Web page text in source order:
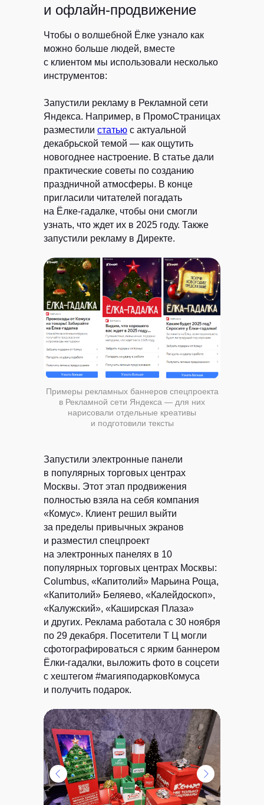
и офлайн-продвижение
Чтобы о волшебной Ёлке узнало как
можно больше людей, вместе
с клиентом мы использовали несколько
инструментов:
Запустили рекламу в Рекламной сети
Яндекса. Например, в ПромоСтраницах
разместили статью с актуальной
декабрьской темой — как ощутить
новогоднее настроение. В статье дали
практические советы по созданию
праздничной атмосферы. В конце
пригласили читателей погадать
на Ёлке-гадалке, чтобы они смогли
узнать, что ждет их в 2025 году. Также
запустили рекламу в Директе.
Примеры рекламных баннеров спецпроекта
в Рекламной сети Яндекса — для них
нарисовали отдельные креативы
и подготовили тексты
Запустили электронные панели
в популярных торговых центрах
Москвы. Этот этап продвижения
полностью взяла на себя компания
«Комус». Клиент решил выйти
за пределы привычных экранов
и разместил спецпроект
на электронных панелях в 10
популярных торговых центрах Москвы:
Columbus, «Капитолий» Марьина Роща,
«Капитолий» Беляево, «Калейдоскоп»,
«Калужский», «Каширская Плаза»
и других. Реклама работала с 30 ноября
по 29 декабря. Посетители Т Ц могли
сфотографироваться с ярким баннером
Ёлки-гадалки, выложить фото в соцсети
с хештегом #магияподарковКомуса
и получить подарок.
HELLO@RYBA.TEAM
Согласенна обработку моих данных
в соответствиис политикой
конфиденциальности
Хочу получатьрассылку с советами,
статьями про контент-маркетинг и новостями
ОТПРАВИТЬ